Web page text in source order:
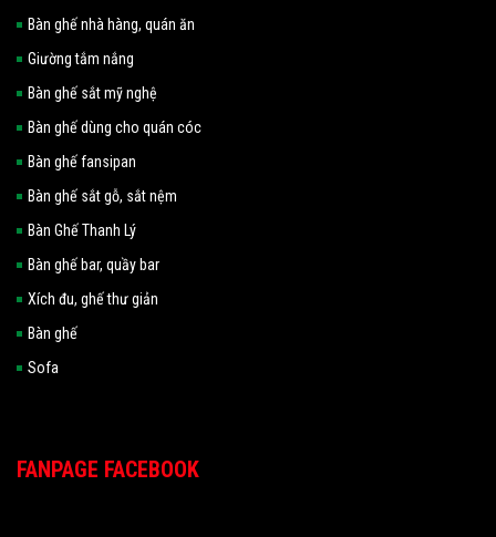
Bàn ghế nhà hàng, quán ăn
Giường tắm nắng
Bàn ghế sắt mỹ nghệ
Bàn ghế dùng cho quán cóc
Bàn ghế fansipan
Bàn ghế sắt gỗ, sắt nệm
Bàn Ghế Thanh Lý
Bàn ghế bar, quầy bar
Xích đu, ghế thư giản
Bàn ghế
Sofa
FANPAGE FACEBOOK